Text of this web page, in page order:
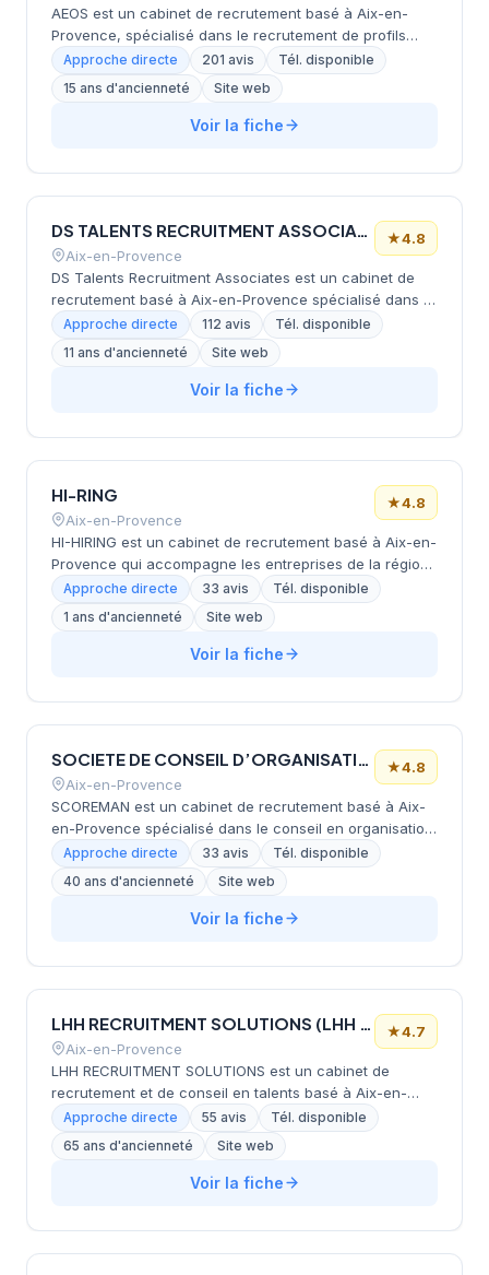
AEOS est un cabinet de recrutement basé à Aix-en-
Provence, spécialisé dans le recrutement de profils
commerciaux et managers en France. Le cabinet
s'appuie sur une expertise métier pointue, des
méthodes innovantes incluant des mises en situation
évaluées par des spécialistes, et une approche directe
EDF ENR et SFR Business.
Approche directe 201 avis
Tél. disponible
15 ans d'ancienneté
Site web
Voir la fiche
DS TALENTS RECRUITMENT ASSOCIATES
Aix-en-Provence
★4.8
DS Talents Recruitment Associates est un cabinet de
recrutement basé à Aix-en-Provence spécialisé dans le
secteur artistique. L'agence accompagne ses clients
dans le sourcing et le placement de talents
correspondant à leurs besoins. Avec une expertise
affirmée dans le domaine créatif, DS Talents propose
Approche directe 112 avis
Tél. disponible
11 ans d'ancienneté
Site web
Voir la fiche
HI-RING
Aix-en-Provence
★4.8
HI-HIRING est un cabinet de recrutement basé à Aix-en-
Provence qui accompagne les entreprises de la région
dans leurs besoins en recrutement, avec une expertise
particulière dans les domaines de la conception, de la
recherche et de la gestion. Fort d'un réseau
professionnel développé et d'une expérience
dynamique des Bouches-du-Rhône, HI-HIRING contribue
au développement du marché du travail local.
Approche directe 33 avis
Tél. disponible
1 ans d'ancienneté
Site web
Voir la fiche
SOCIETE DE CONSEIL D’ORGANISATION DE RECRUTEMENT DES ENTREPRISES ET MANAGERS (SCOREMAN)
Aix-en-Provence
★4.8
SCOREMAN est un cabinet de recrutement basé à Aix-
en-Provence spécialisé dans le conseil en organisation
et le recrutement de cadres et managers pour les
entreprises de la région. Le cabinet accompagne les
employeurs dans leurs besoins de recrutement pour
soutenir la croissance et la pérennité de leurs activités,
Approche directe 33 avis
Tél. disponible
40 ans d'ancienneté
Site web
Voir la fiche
LHH RECRUITMENT SOLUTIONS (LHH RECRUITMENT SOLUTIONS, BADENOCH & CLARK, RH SANTE)
Aix-en-Provence
★4.7
LHH RECRUITMENT SOLUTIONS est un cabinet de
recrutement et de conseil en talents basé à Aix-en-
Provence, offrant une gamme complète de services
incluant le recrutement, le développement du
leadership, la transition de carrière et le conseil RH. Le
cabinet se distingue par une approche centrée sur
Approche directe 55 avis
Tél. disponible
65 ans d'ancienneté
Site web
Voir la fiche